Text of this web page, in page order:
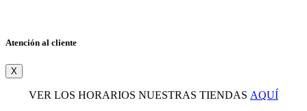
Atención al cliente
X
VER LOS HORARIOS NUESTRAS TIENDAS AQUÍ